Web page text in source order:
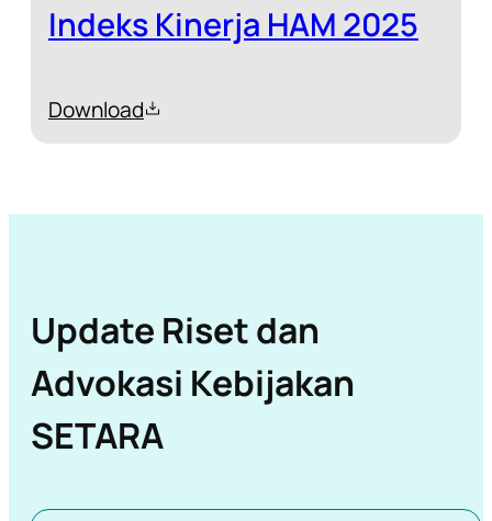
Indeks Kinerja HAM 2025
Download
Update Riset dan
Advokasi Kebijakan
SETARA